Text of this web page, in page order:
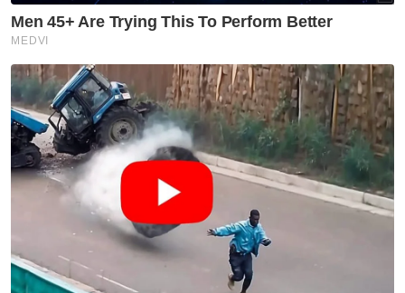
Artikel Disyorkan
Sukan
Mohamed Salah sertai
Trabzonspor, terima €17 juta
semusim
Sukan
Jasa Darshan diiktiraf